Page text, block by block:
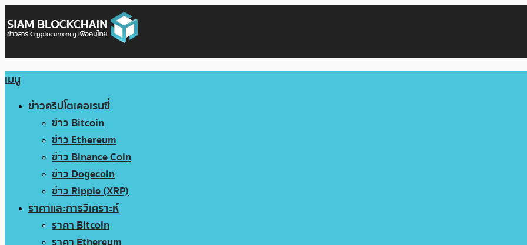
เมนู
ข่าวคริปโตเคอเรนซี่
ข่าว Bitcoin
ข่าว Ethereum
ข่าว Binance Coin
ข่าว Dogecoin
ข่าว Ripple (XRP)
ราคาและการวิเคราะห์
ราคา Bitcoin